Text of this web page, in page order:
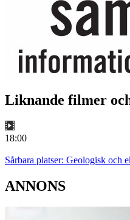
Liknande filmer
18:00
Sårbara platser: Geologisk och
ANNONS